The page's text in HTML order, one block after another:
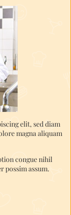
elit, sed diam
magna aliquam
congue nihil
possim assum.